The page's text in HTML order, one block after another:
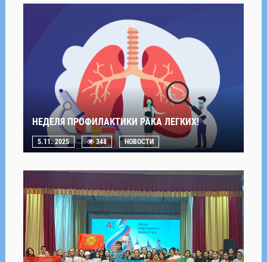
НЕДЕЛЯ ПРОФИЛАКТИКИ РАКА ЛЕГКИХ!
5.11. 2025 348 НОВОСТИ